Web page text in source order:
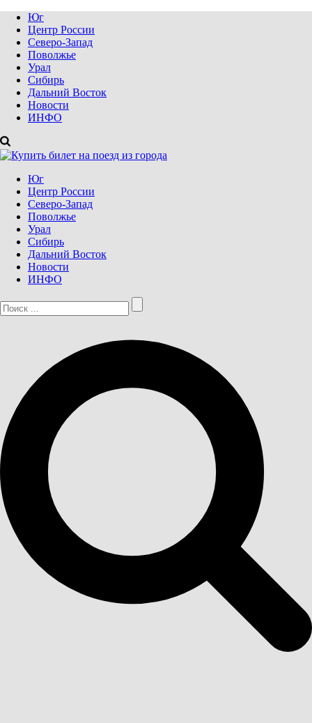
Юг
Центр России
Северо-Запад
Поволжье
Урал
Сибирь
Дальний Восток
Новости
ИНФО
Юг
Центр России
Северо-Запад
Поволжье
Урал
Сибирь
Дальний Восток
Новости
ИНФО